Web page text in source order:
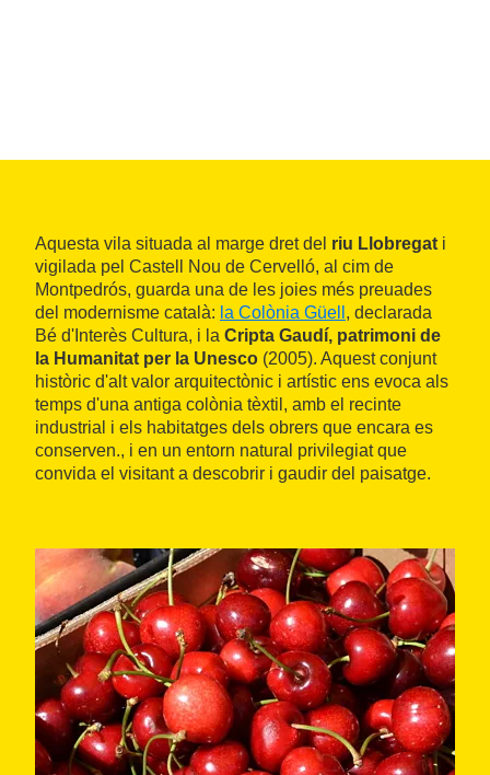
Aquesta vila situada al marge dret del riu Llobregat i
vigilada pel Castell Nou de Cervelló, al cim de
Montpedrós, guarda una de les joies més preuades
del modernisme català: la Colònia Güell , declarada
Bé d'Interès Cultura, i la Cripta Gaudí, patrimoni de
la Humanitat per la Unesco (2005). Aquest conjunt
històric d'alt valor arquitectònic i artístic ens evoca als
temps d'una antiga colònia tèxtil, amb el recinte
industrial i els habitatges dels obrers que encara es
conserven., i en un entorn natural privilegiat que
convida el visitant a descobrir i gaudir del paisatge.